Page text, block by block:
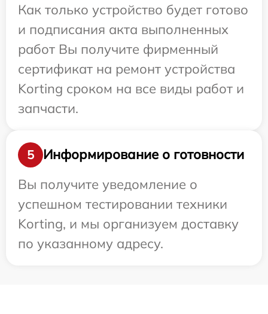
Как только устройство будет готово
и подписания акта выполненных
работ Вы получите фирменный
сертификат на ремонт устройства
Korting сроком на все виды работ и
запчасти.
5
Информирование о готовности
Вы получите уведомление о
успешном тестировании техники
Korting, и мы организуем доставку
по указанному адресу.